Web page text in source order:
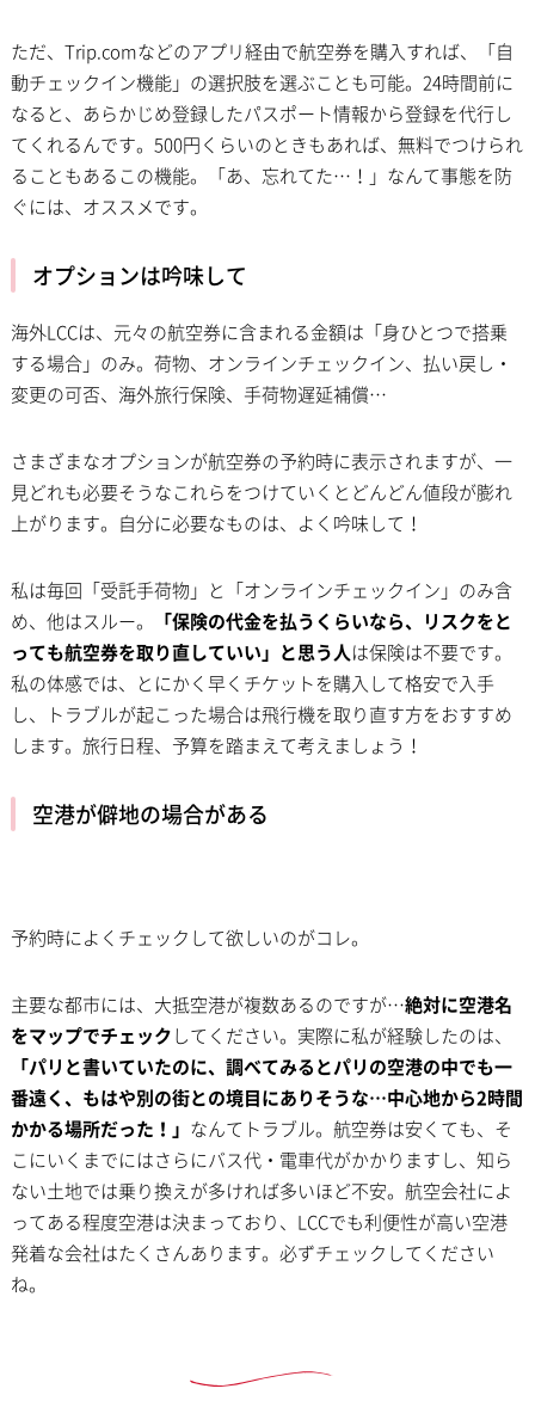
ただ、Trip.comなどのアプリ経由で航空券を購入すれば、「自
動チェックイン機能」の選択肢を選ぶことも可能。24時間前に
なると、あらかじめ登録したパスポート情報から登録を代行し
てくれるんです。500円くらいのときもあれば、無料でつけられ
ることもあるこの機能。「あ、忘れてた…！」なんて事態を防
ぐには、オススメです。
オプションは吟味して
海外LCCは、元々の航空券に含まれる金額は「身ひとつで搭乗
する場合」のみ。荷物、オンラインチェックイン、払い戻し・
変更の可否、海外旅行保険、手荷物遅延補償…
さまざまなオプションが航空券の予約時に表示されますが、一
見どれも必要そうなこれらをつけていくとどんどん値段が膨れ
上がります。自分に必要なものは、よく吟味して！
私は毎回「受託手荷物」と「オンラインチェックイン」のみ含
め、他はスルー。
「保険の代金を払うくらいなら、リスクをと
っても航空券を取り直していい」と思う人は保険は不要です。
私の体感では、とにかく早くチケットを購入して格安で入手
し、トラブルが起こった場合は飛行機を取り直す方をおすすめ
します。旅行日程、予算を踏まえて考えましょう！
空港が僻地の場合がある
予約時によくチェックして欲しいのがコレ。
主要な都市には、大抵空港が複数あるのですが…絶対に空港名
をマップでチェックしてください。実際に私が経験したのは、
「パリと書いていたのに、調べてみるとパリの空港の中でも一
番遠く、もはや別の街との境目にありそうな…中心地から2時間
かかる場所だった！」 なんてトラブル。航空券は安くても、そ
こにいくまでにはさらにバス代・電車代がかかりますし、知ら
ない土地では乗り換えが多ければ多いほど不安。航空会社によ
ってある程度空港は決まっており、LCCでも利便性が高い空港
発着な会社はたくさんあります。必ずチェックしてください
ね。